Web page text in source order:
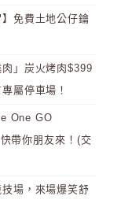
免費土地公仔鑰
」炭火烤肉$399
屬停車場！
One GO
帶你朋友來！(交
場，來場爆笑舒